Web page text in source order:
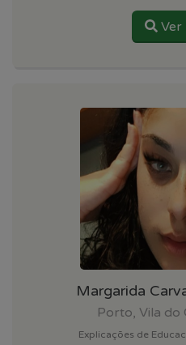
Ver
Margarida
Porto, Vila do
Explicações de